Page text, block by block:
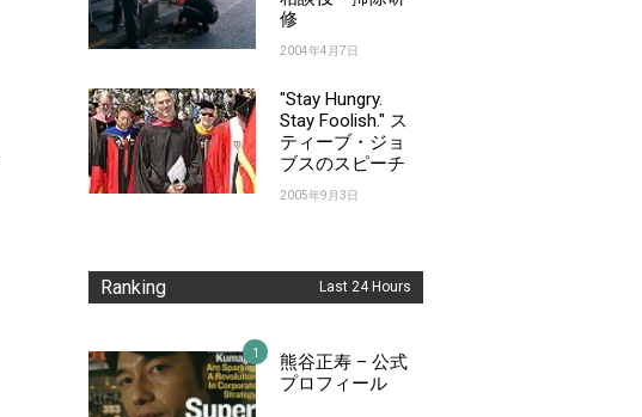
修
2004年4月7日
"Stay Hungry.
Stay Foolish." ス
ティーブ・ジョ
ブスのスピーチ
2005年9月3日
Ranking Last 24 Hours
熊谷正寿 – 公式
プロフィール